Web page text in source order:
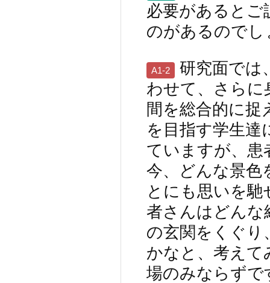
必要があると
のがあるのでし
A1-2
研究面では
わせて、さらに
間を総合的に捉
を目指す学生達
ていますが、患
今、どんな景色
とにも思いを
者さんはどんな
の玄関をくぐり
かなと、考え
場のみならずで